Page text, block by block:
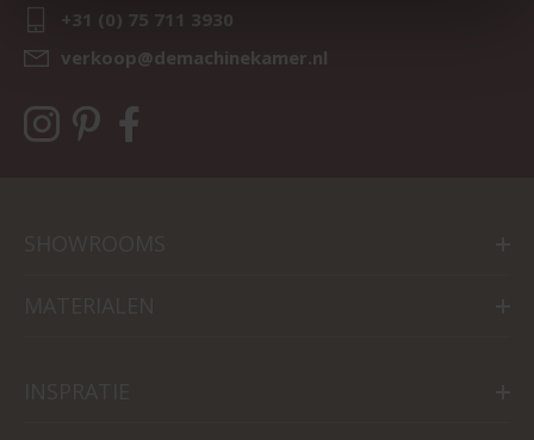
+31 (0) 75 711 3930
verkoop@demachinekamer.nl